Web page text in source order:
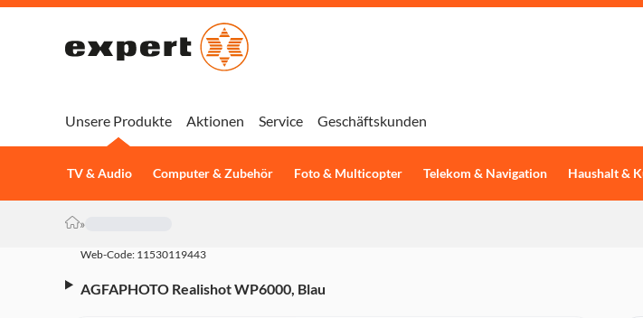
Unsere Produkte
TV & Audio Computer & Zubehör Foto & Multicopter Telekom & Navigation Haushalt &
Aktionen Service Geschäftskunden
»
Web-Code: 11530119443
AGFAPHOTO Realishot WP6000, Blau